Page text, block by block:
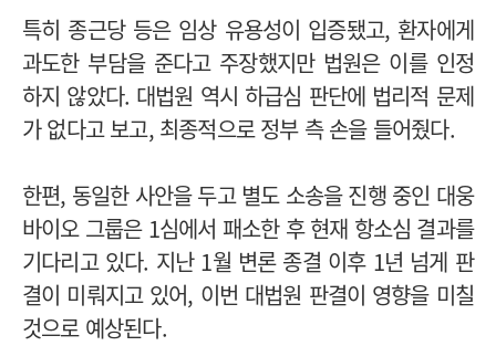
특히 종근당 등은 임상 유용성이 입증됐고, 환자에게
과도한 부담을 준다고 주장했지만 법원은 이를 인정
하지 않았다. 대법원 역시 하급심 판단에 법리적 문제
가 없다고 보고, 최종적으로 정부 측 손을 들어줬다.
한편, 동일한 사안을 두고 별도 소송을 진행 중인 대웅
바이오 그룹은 1심에서 패소한 후 현재 항소심 결과를
기다리고 있다. 지난 1월 변론 종결 이후 1년 넘게 판
결이 미뤄지고 있어, 이번 대법원 판결이 영향을 미칠
것으로 예상된다.